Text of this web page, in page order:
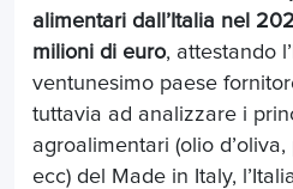
alimentari dall’Italia nel
milioni di euro, attestando
ventunesimo paese
tuttavia ad analizzare i
agroalimentari (olio
ecc) del Made in Italy,